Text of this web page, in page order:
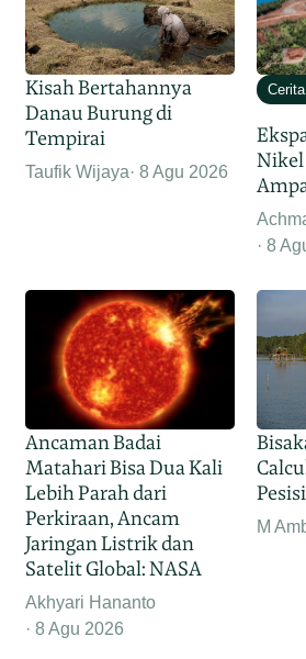
Kisah Bertahannya
Danau Burung di
Tempirai
Taufik Wijaya 8 Agu 2026
Nikel
8
Ancaman Badai
Matahari Bisa Dua Kali
Lebih Parah dari
Perkiraan, Ancam
Jaringan Listrik dan
Satelit Global: NASA
Akhyari Hananto
8 Agu 2026
M